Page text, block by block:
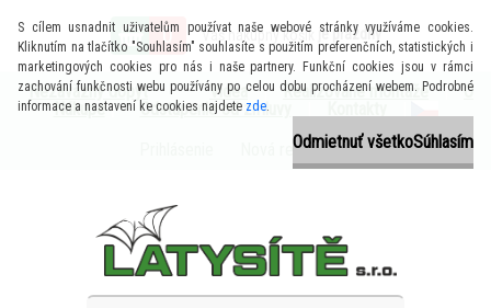
S cílem usnadnit uživatelům používat naše webové stránky využíváme cookies.
Kliknutím na tlačítko "Souhlasím" souhlasíte s použitím preferenčních, statistických i
marketingových cookies pro nás i naše partnery. Funkční cookies jsou v rámci
zachování funkčnosti webu používány po celou dobu procházení webem. Podrobné
informace a nastavení ke cookies najdete zde.
Odmietnuť všetkoSúhlasím
Nezáväzný dopyt Videa | Realizované montáže |
O
Nákupe| Odstúpenie od zmluvy
Nová registrácia
0 Váš nákupný košík je prázdny